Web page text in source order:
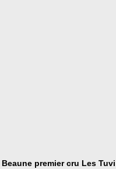
Beaune premier cru Les